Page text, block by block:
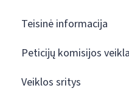
Teisinė informacija
Peticijų komisijos veikla
Veiklos sritys